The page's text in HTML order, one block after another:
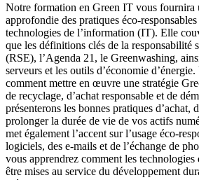
Notre formation en Green IT vous fournira
approfondie des pratiques éco-
technologies de l’information (IT). Elle
que les définitions clés de la responsabilité
(RSE), l’Agenda 21, le Greenwashing,
serveurs et les outils d’économie
comment mettre en œuvre une stratégie
de recyclage, d’achat responsable et de
présenterons les bonnes pratiques d’achat,
prolonger la durée de vie de vos actifs
met également l’accent sur l’usage éco-
logiciels, des e-mails et de l’échange de
vous apprendrez comment les
être mises au service du développement